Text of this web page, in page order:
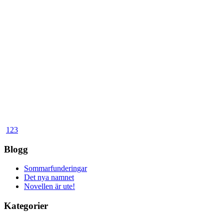
1 23
Blogg
Sommarfunderingar
Det nya namnet
Novellen är ute!
Kategorier